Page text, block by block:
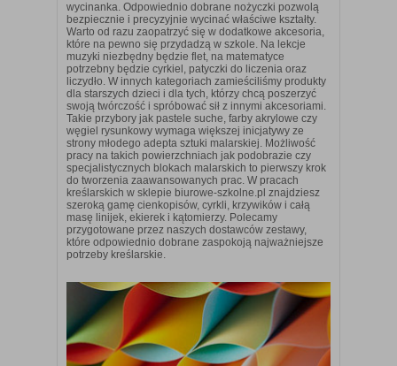
wycinanka. Odpowiednio dobrane nożyczki pozwolą
bezpiecznie i precyzyjnie wycinać właściwe kształty.
Warto od razu zaopatrzyć się w dodatkowe akcesoria,
które na pewno się przydadzą w szkole. Na lekcje
muzyki niezbędny będzie flet, na matematyce
potrzebny będzie cyrkiel, patyczki do liczenia oraz
liczydło. W innych kategoriach zamieściliśmy produkty
dla starszych dzieci i dla tych, którzy chcą poszerzyć
swoją twórczość i spróbować sił z innymi akcesoriami.
Takie przybory jak pastele suche, farby akrylowe czy
węgiel rysunkowy wymaga większej inicjatywy ze
strony młodego adepta sztuki malarskiej. Możliwość
pracy na takich powierzchniach jak podobrazie czy
specjalistycznych blokach malarskich to pierwszy krok
do tworzenia zaawansowanych prac. W pracach
kreślarskich w sklepie biurowe-szkolne.pl znajdziesz
szeroką gamę cienkopisów, cyrkli, krzywików i całą
masę linijek, ekierek i kątomierzy. Polecamy
przygotowane przez naszych dostawców zestawy,
które odpowiednio dobrane zaspokoją najważniejsze
potrzeby kreślarskie.